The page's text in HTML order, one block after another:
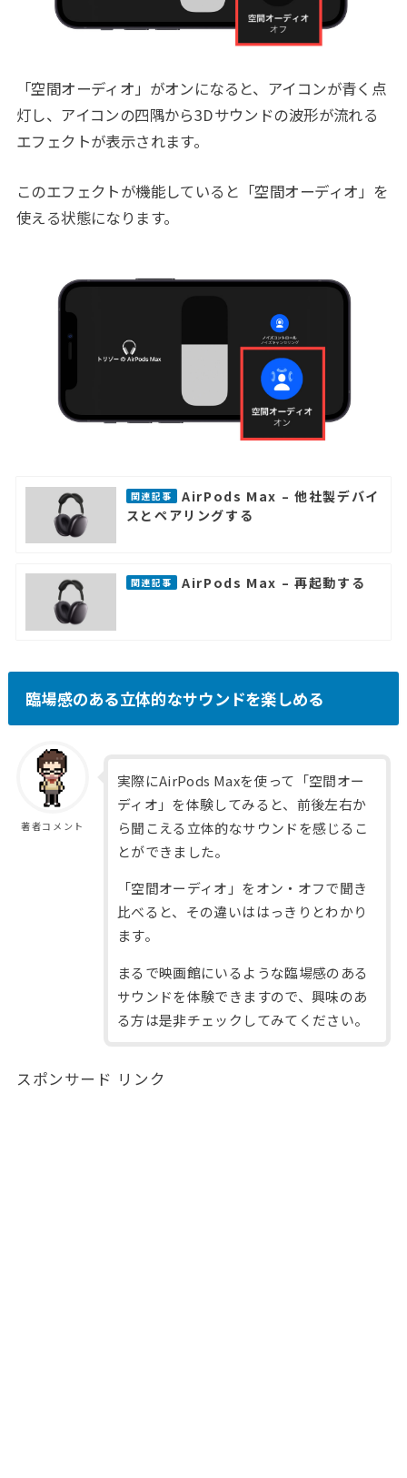
「空間オーディオ」がオンになると、アイコンが青く点
灯し、アイコンの四隅から3Dサウンドの波形が流れる
エフェクトが表示されます。
このエフェクトが機能していると「空間オーディオ」を
使える状態になります。
関連記事
AirPods Max – 他社製デバイ
スとペアリングする
関連記事 AirPods Max – 再起動する
臨場感のある立体的なサウンドを楽しめる
著者コメント
実際にAirPods Maxを使って「空間オー
ディオ」を体験してみると、前後左右か
ら聞こえる立体的なサウンドを感じるこ
とができました。
「空間オーディオ」をオン・オフで聞き
比べると、その違いははっきりとわかり
ます。
まるで映画館にいるような臨場感のある
サウンドを体験できますので、興味のあ
る方は是非チェックしてみてください。
スポンサード リンク